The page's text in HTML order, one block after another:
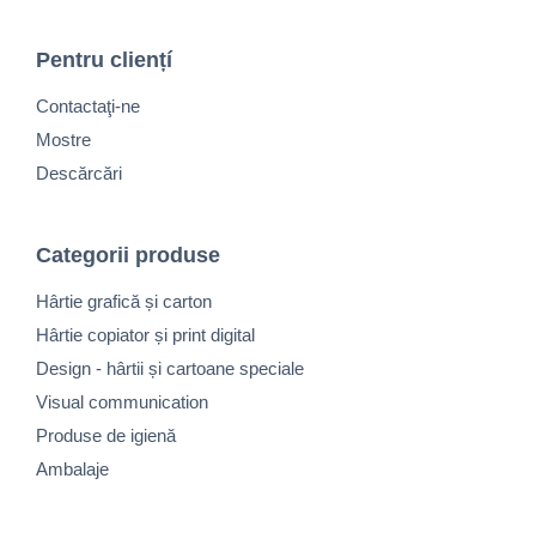
Pentru cliențí
Contactaţi-ne
Mostre
Descărcări
Categorii produse
Hârtie grafică și carton
Hârtie copiator și print digital
Design - hârtii și cartoane speciale
Visual communication
Produse de igienă
Ambalaje